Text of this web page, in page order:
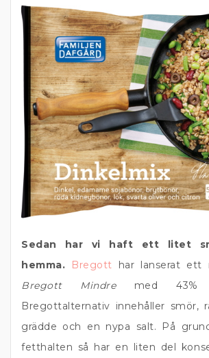
Sedan har vi haft ett litet
hemma.
Bregott har lanserat ett
Bregott Mindremed 43%
Bregottalternativ innehåller smör,
grädde och en nypa salt. På
fetthalten så har en liten del